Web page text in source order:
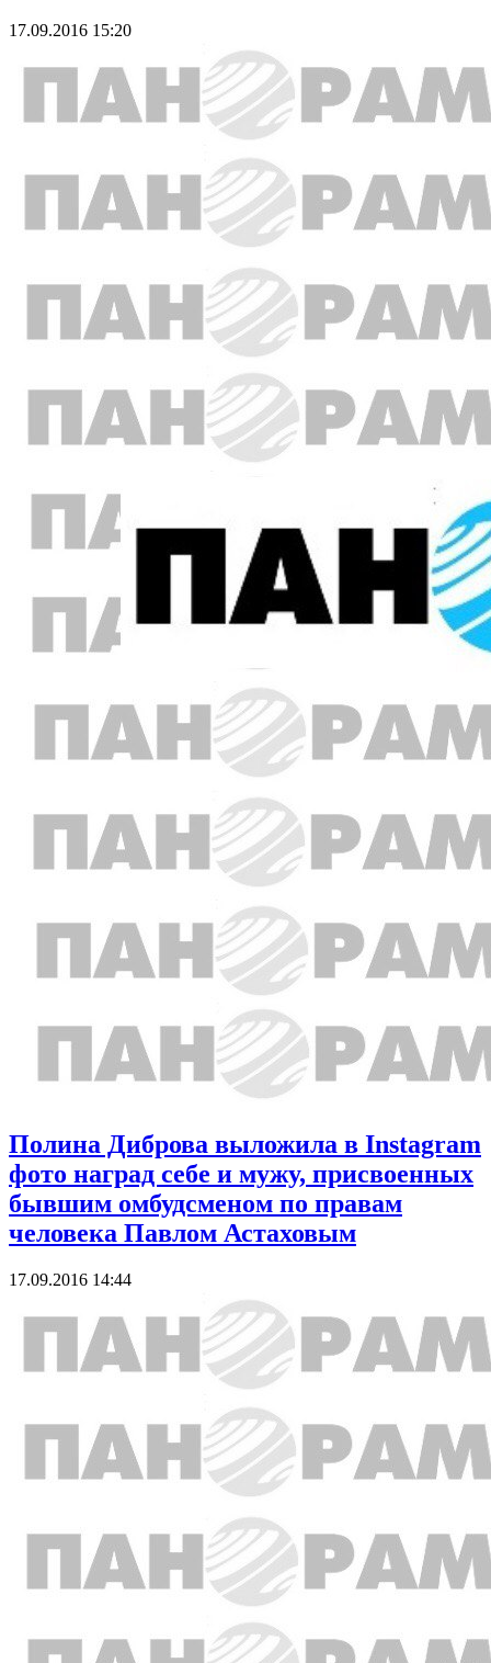
17.09.2016 15:20
Полина Диброва выложила в Instagram
фото наград себе и мужу, присвоенных
бывшим омбудсменом по правам
человека Павлом Астаховым
17.09.2016 14:44